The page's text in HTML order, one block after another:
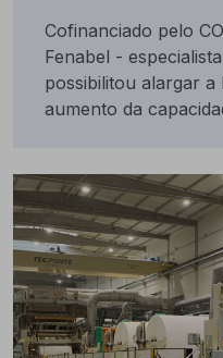
Cofinanciado pelo
Fenabel -
possibilitou alargar
aumento da